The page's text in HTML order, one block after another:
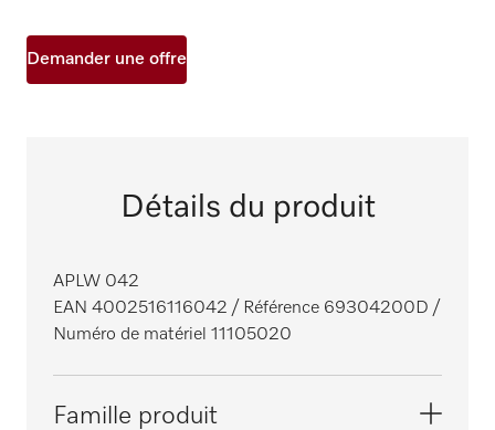
Demander une offre
Détails du produit
APLW 042
EAN 4002516116042 / Référence 69304200D /
Numéro de matériel 11105020
Famille produit